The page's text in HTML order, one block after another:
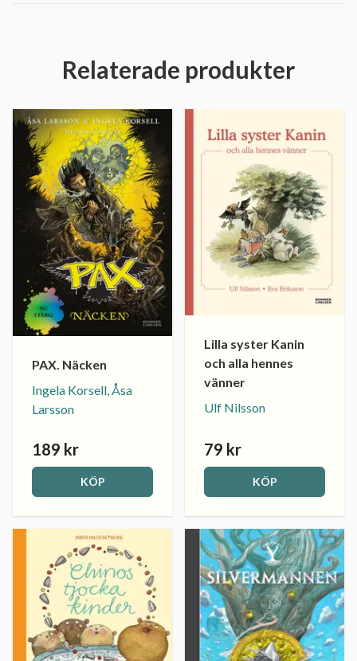
Relaterade produkter
PAX. Näcken
Ingela Korsell, Åsa
Larsson
189 kr
KÖP
Lilla syster Kanin
och alla hennes
vänner
Ulf Nilsson
79 kr
KÖP